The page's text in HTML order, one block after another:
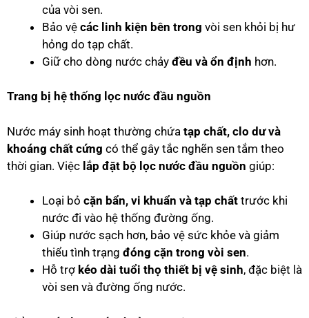
của vòi sen.
Bảo vệ các linh kiện bên trong vòi sen khỏi bị hư
hỏng do tạp chất.
Giữ cho dòng nước chảy đều và ổn định hơn.
Trang bị hệ thống lọc nước đầu nguồn
Nước máy sinh hoạt thường chứa tạp chất, clo dư và
khoáng chất cứng có thể gây tắc nghẽn sen tắm theo
thời gian. Việc lắp đặt bộ lọc nước đầu nguồn giúp:
Loại bỏ cặn bẩn, vi khuẩn và tạp chất trước khi
nước đi vào hệ thống đường ống.
Giúp nước sạch hơn, bảo vệ sức khỏe và giảm
thiểu tình trạng đóng cặn trong vòi sen.
Hỗ trợ kéo dài tuổi thọ thiết bị vệ sinh, đặc biệt là
vòi sen và đường ống nước.